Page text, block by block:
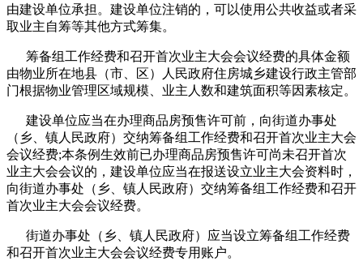
由建设单位承担。建设单位注销的，可以使用公共收益或者采
取业主自筹等其他方式筹集。
筹备组工作经费和召开首次业主大会会议经费的具体金额
由物业所在地县（市、区）人民政府住房城乡建设行政主管部
门根据物业管理区域规模、业主人数和建筑面积等因素核定。
建设单位应当在办理商品房预售许可前，向街道办事处
（乡、镇人民政府）交纳筹备组工作经费和召开首次业主大会
会议经费;本条例生效前已办理商品房预售许可尚未召开首次
业主大会会议的，建设单位应当在报送设立业主大会资料时，
向街道办事处（乡、镇人民政府）交纳筹备组工作经费和召开
首次业主大会会议经费。
街道办事处（乡、镇人民政府）应当设立筹备组工作经费
和召开首次业主大会会议经费专用账户。